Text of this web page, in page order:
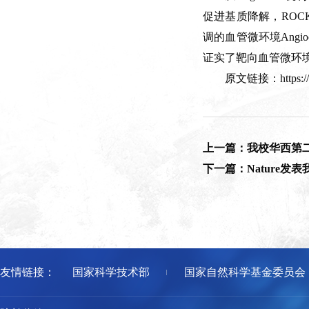
促进基质降解，
调的血管微环境
证实了靶向血管微环
原文链接：
上一篇：我校华西
下一篇：Nature发表
友情链接： 国家科学技术部 国家自然科学基金委员会